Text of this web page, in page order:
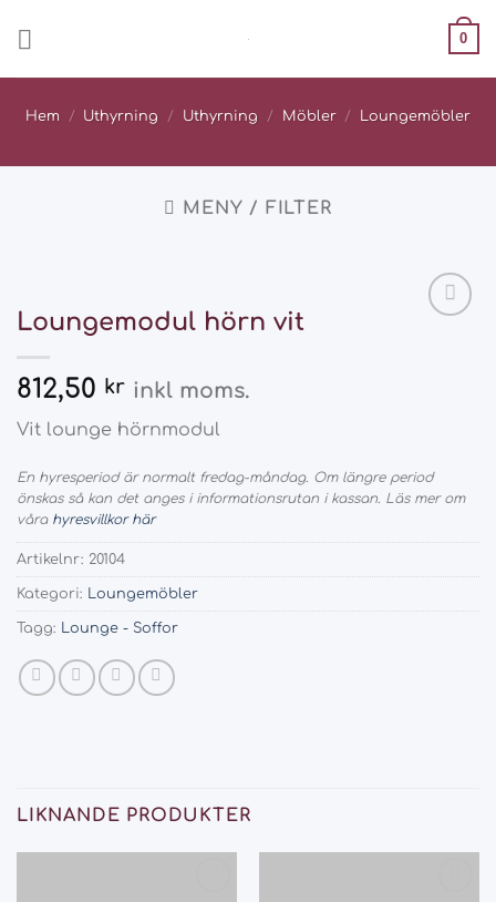
0
Hem / Uthyrning / Uthyrning / Möbler / Loungemöbler
MENY / FILTER
Loungemodul hörn vit
812,50 kr inkl moms.
Vit lounge hörnmodul
En hyresperiod är normalt fredag-måndag. Om längre period
önskas så kan det anges i informationsrutan i kassan. Läs mer om
våra hyresvillkor här
Artikelnr: 20104
Kategori: Loungemöbler
Tagg: Lounge - Soffor
LIKNANDE PRODUKTER